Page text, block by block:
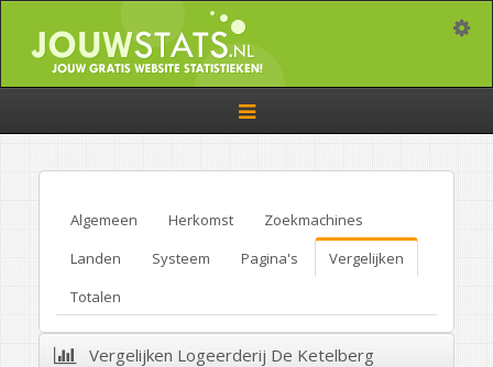
Toggle
navigation
Algemeen Herkomst
Zoekmachines
Landen
Systeem Pagina's
Vergelijken
Totalen
Vergelijken Logeerderij De Ketelberg